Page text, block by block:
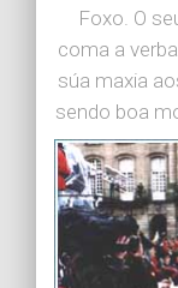
Foxo. O
coma a
súa maxia
sendo boa